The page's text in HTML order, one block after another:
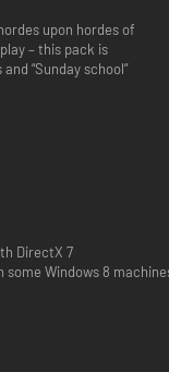
upon hordes of
– this pack is
“Sunday school”
DirectX 7
some Windows 8